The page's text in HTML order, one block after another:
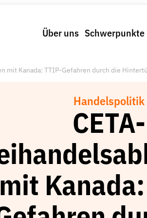
Über uns Schwerpunkte
mit Kanada: TTIP-Gefahren durch die
Handelspolitik
CETA-
mit